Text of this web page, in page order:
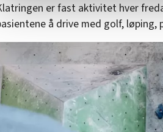
er fast aktivitet hver
å drive med golf, løping,